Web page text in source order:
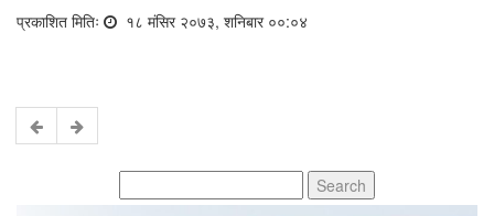
प्रकाशित मितिः १८ मंसिर २०७३, शनिबार ००:०४
for: